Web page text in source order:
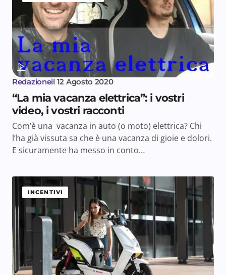
Redazioneil 12 Agosto 2020
“La mia vacanza elettrica”: i vostri
video, i vostri racconti
Com’è una vacanza in auto (o moto) elettrica? Chi
l’ha già vissuta sa che è una vacanza di gioie e dolori.
E sicuramente ha messo in conto…
INCENTIVI